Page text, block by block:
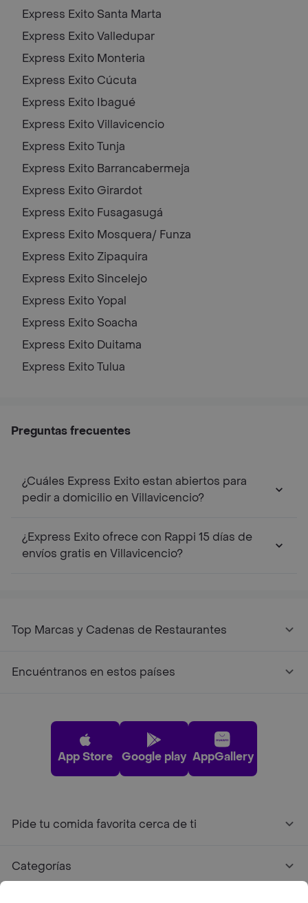
Express Exito Santa Marta
Express ExitoValledupar
Express Exito Monteria
Express Exito Cúcuta
Express Exito Ibagué
Express ExitoVillavicencio
Express ExitoTunja
Express Exito Barrancabermeja
Express Exito Girardot
Express Exito Fusagasugá
Express Exito Mosquera/ Funza
Express Exito Zipaquira
Express Exito Sincelejo
Express ExitoYopal
Express Exito Soacha
Express Exito Duitama
Express ExitoTulua
Preguntas frecuentes
¿Cuáles Express Exito estan abiertos para
pedir a domicilio en Villavicencio?
¿Express Exito ofrece con Rappi 15 días de
envíos gratis en Villavicencio?
Top Marcas y Cadenas de Restaurantes
Encuéntranos en estos países
App Store Google play AppGallery
Pide tu comida favorita cerca de ti
Categorías